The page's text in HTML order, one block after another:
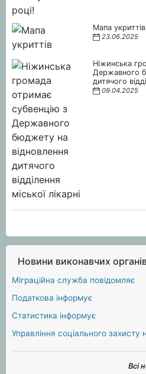
Мапа укриттів
23.06.2025
Ніжинська
Державного
дитячого
09.04.2025
Новини виконавчих
Міграційна служба повідомляє
Податкова інформує
Статистика інформує
Управління соціального захисту
Всі